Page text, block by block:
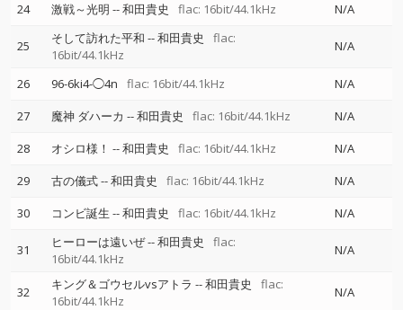
24 激戦～光明 --和田貴史 flac: 16bit/44.1kHz N/A
25 そして訪れた平和 --和田貴史
flac:
16bit/44.1kHz
N/A
26 96-6ki4-◯4n flac: 16bit/44.1kHz
N/A
27
魔神 ダハーカ --和田貴史 flac: 16bit/44.1kHz
N/A
28
オシロ様！ --和田貴史 flac: 16bit/44.1kHz
N/A
29
古の儀式--和田貴史 flac: 16bit/44.1kHz
N/A
30
コンビ誕生 --和田貴史 flac: 16bit/44.1kHz N/A
31 ヒーローは遠いぜ--和田貴史
flac:
16bit/44.1kHz
N/A
32 キング＆ゴウセルvsアトラ --和田貴史
flac:
16bit/44.1kHz
N/A